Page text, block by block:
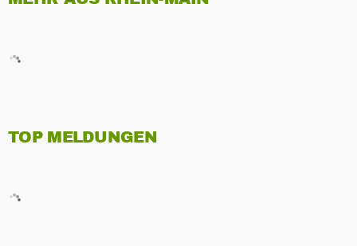
TOP MELDUNGEN